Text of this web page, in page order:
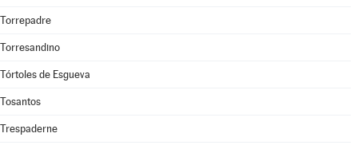
Torrepadre
Torresandino
Tórtoles de Esgueva
Tosantos
Trespaderne